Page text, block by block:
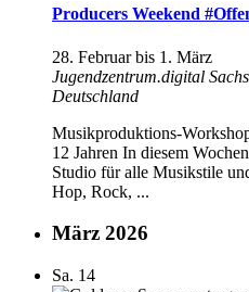
Producers Weekend
28. Februarbis 1. März
Jugendzentrum.digital
Deutschland
Musikproduktions-
12 Jahren In diesem
Studio für alle Musikstile
Hop, Rock, ...
März 2026
Sa. 14